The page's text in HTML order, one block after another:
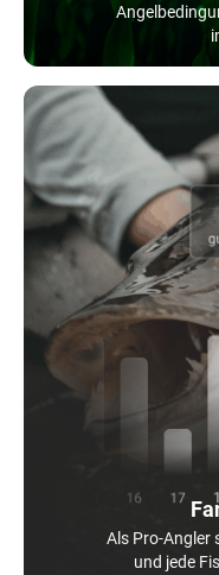
Als Pro-Angler
und jede